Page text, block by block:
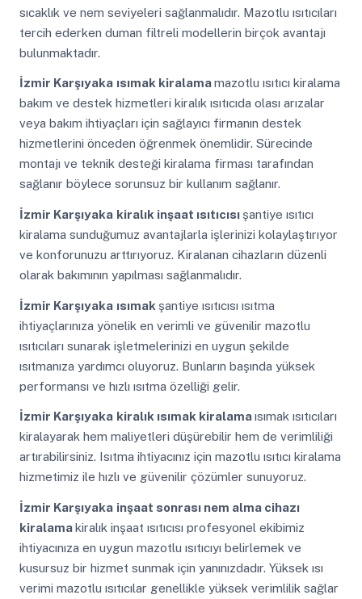
sıcaklık ve nem seviyeleri sağlanmalıdır. Mazotlu ısıtıcıları
tercih ederken duman filtreli modellerin birçok avantajı
bulunmaktadır.
İzmir Karşıyaka ısımak kiralamamazotlu ısıtıcı kiralama
bakım ve destek hizmetleri kiralık ısıtıcıda olası arızalar
veya bakım ihtiyaçları için sağlayıcı firmanın destek
hizmetlerini önceden öğrenmek önemlidir. Sürecinde
montajı ve teknik desteği kiralama firması tarafından
sağlanır böylece sorunsuz bir kullanım sağlanır.
İzmir Karşıyaka kiralık inşaat ısıtıcısı şantiye ısıtıcı
kiralama sunduğumuz avantajlarla işlerinizi kolaylaştırıyor
ve konforunuzu arttırıyoruz. Kiralanan cihazların düzenli
olarak bakımının yapılması sağlanmalıdır.
İzmir Karşıyaka ısımak şantiye ısıtıcısı ısıtma
ihtiyaçlarınıza yönelik en verimli ve güvenilir mazotlu
ısıtıcıları sunarak işletmelerinizi en uygun şekilde
ısıtmanıza yardımcı oluyoruz. Bunların başında yüksek
performansı ve hızlı ısıtma özelliği gelir.
İzmir Karşıyaka kiralık ısımak kiralamaısımak ısıtıcıları
kiralayarak hem maliyetleri düşürebilir hem de verimliliği
artırabilirsiniz. Isıtma ihtiyacınız için mazotlu ısıtıcı kiralama
hizmetimiz ile hızlı ve güvenilir çözümler sunuyoruz.
İzmir Karşıyaka inşaat sonrası nem alma cihazı
kiralamakiralık inşaat ısıtıcısı profesyonel ekibimiz
ihtiyacınıza en uygun mazotlu ısıtıcıyı belirlemek ve
kusursuz bir hizmet sunmak için yanınızdadır. Yüksek ısı
verimi mazotlu ısıtıcılar genellikle yüksek verimlilik sağlar